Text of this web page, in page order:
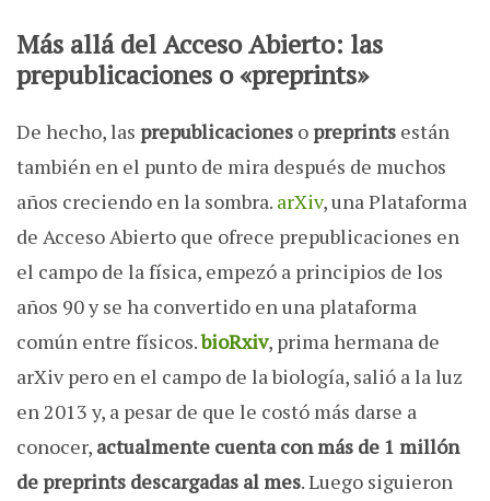
Más allá del Acceso Abierto: las
prepublicaciones o «preprints»
De hecho, las prepublicaciones opreprints están
también en el punto de mira después de muchos
años creciendo en la sombra. arXiv, una Plataforma
de Acceso Abierto que ofrece prepublicaciones en
el campo de la física, empezó a principios de los
años 90 y se ha convertido en una plataforma
común entre físicos.bioRxiv, prima hermana de
arXiv pero en el campo de la biología, salió a la luz
en 2013 y, a pesar de que le costó más darse a
conocer, actualmente cuenta con más de 1 millón
de preprints descargadas al mes. Luego siguieron